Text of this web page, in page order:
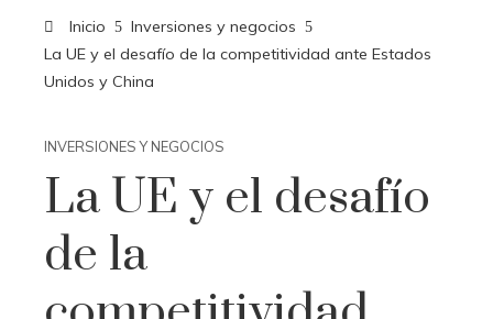
Inicio
Inversiones y negocios
La UE y el desafío de la competitividad ante Estados
Unidos y China
INVERSIONES Y NEGOCIOS
La UE y el desafío
de la